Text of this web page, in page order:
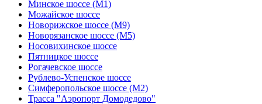
Минское шоссе (М1)
Можайское шоссе
Новорижское шоссе (М9)
Новорязанское шоссе (М5)
Носовихинское шоссе
Пятницкое шоссе
Рогачевское шоссе
Рублево-Успенское шоссе
Симферопольское шоссе (М2)
Трасса "Аэропорт Домодедово"